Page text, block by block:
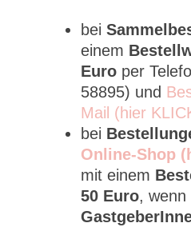
bei
einem
Euro per
58895) und
Mail (hier
bei
Online-Shop
mit einem
50 Euro, wenn